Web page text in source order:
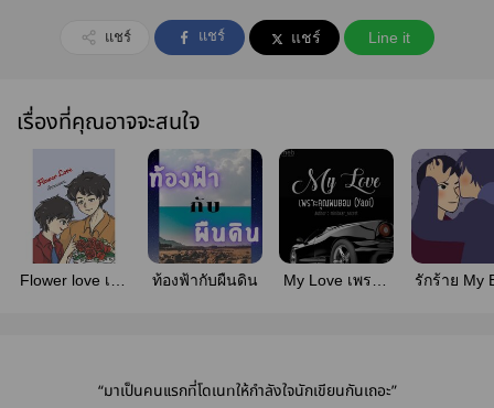
แชร์ แชร์ แชร์ Line it
เรื่องที่คุณอาจจะสนใจ
Flower love เฮีย
ท้องฟ้ากับผืนดิน
My Love เพราะ
รักร้าย​ My
“มาเป็นคนแรกที่โดเนทให้กำลังใจนักเขียนกันเถอะ”